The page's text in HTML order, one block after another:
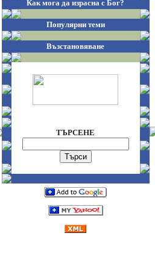
Как мога да израсна с Бог?
Популярни теми
Възстановяване
ТЪРСЕНЕ